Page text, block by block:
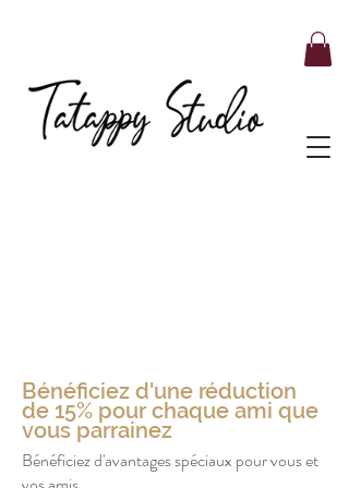
Bénéficiez d'une réduction
de 15% pour chaque ami que
vous parrainez
Bénéficiez d'avantages spéciaux pour vous et